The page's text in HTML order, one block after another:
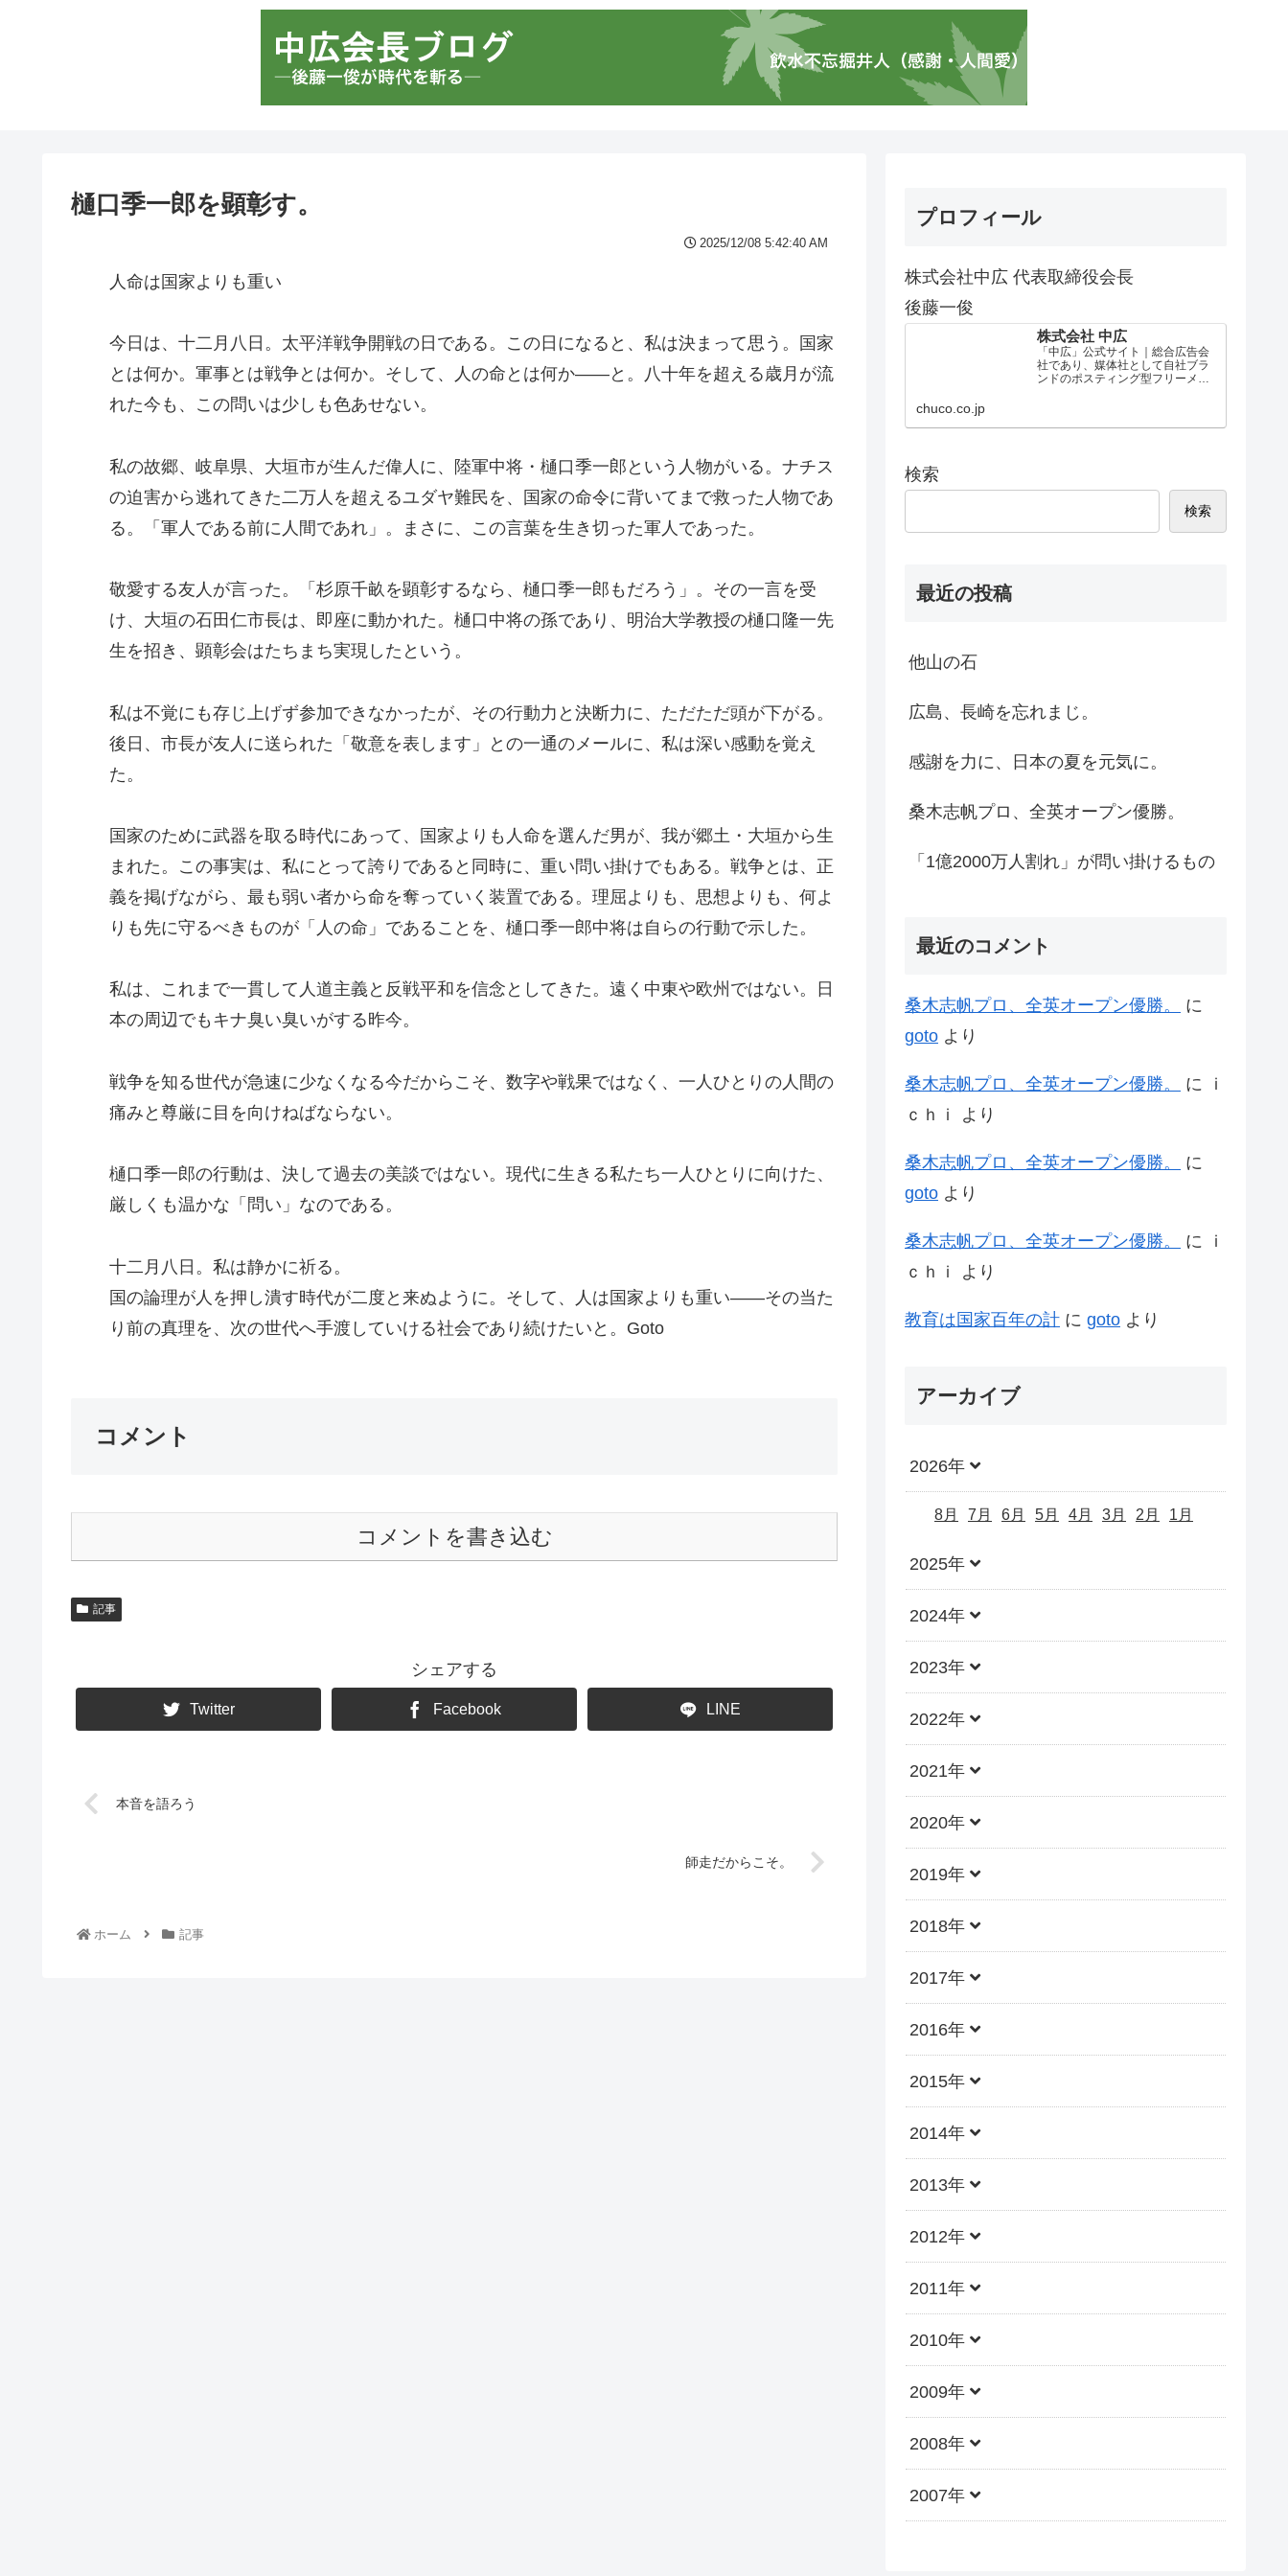
樋口季一郎を顕彰す。
2025/12/08 5:42:40 AM
人命は国家よりも重い
今日は、十二月八日。太平洋戦争開戦の日である。この日になると、私は決まって思う。国家
とは何か。軍事とは戦争とは何か。そして、人の命とは何か――と。八十年を超える歳月が流
れた今も、この問いは少しも色あせない。
私の故郷、岐阜県、大垣市が生んだ偉人に、陸軍中将・樋口季一郎という人物がいる。ナチス
の迫害から逃れてきた二万人を超えるユダヤ難民を、国家の命令に背いてまで救った人物であ
る。「軍人である前に人間であれ」。まさに、この言葉を生き切った軍人であった。
敬愛する友人が言った。「杉原千畝を顕彰するなら、樋口季一郎もだろう」。その一言を受
け、大垣の石田仁市長は、即座に動かれた。樋口中将の孫であり、明治大学教授の樋口隆一先
生を招き、顕彰会はたちまち実現したという。
私は不覚にも存じ上げず参加できなかったが、その行動力と決断力に、ただただ頭が下がる。
後日、市長が友人に送られた「敬意を表します」との一通のメールに、私は深い感動を覚え
た。
国家のために武器を取る時代にあって、国家よりも人命を選んだ男が、我が郷土・大垣から生
まれた。この事実は、私にとって誇りであると同時に、重い問い掛けでもある。戦争とは、正
義を掲げながら、最も弱い者から命を奪っていく装置である。理屈よりも、思想よりも、何よ
りも先に守るべきものが「人の命」であることを、樋口季一郎中将は自らの行動で示した。
私は、これまで一貫して人道主義と反戦平和を信念としてきた。遠く中東や欧州ではない。日
本の周辺でもキナ臭い臭いがする昨今。
戦争を知る世代が急速に少なくなる今だからこそ、数字や戦果ではなく、一人ひとりの人間の
痛みと尊厳に目を向けねばならない。
樋口季一郎の行動は、決して過去の美談ではない。現代に生きる私たち一人ひとりに向けた、
厳しくも温かな「問い」なのである。
十二月八日。私は静かに祈る。
国の論理が人を押し潰す時代が二度と来ぬように。そして、人は国家よりも重い――その当た
り前の真理を、次の世代へ手渡していける社会であり続けたいと。Goto
コメント
コメントを書き込む
記事
シェアする
Twitter Facebook LINE
本音を語ろう
師走だからこそ。
ホーム 記事
プロフィール
株式会社中広 代表取締役会長
後藤一俊
株式会社 中広
「中広」公式サイト｜総合広告会
社であり、媒体社として自社ブラ
ンドのポスティング型フリーメデ
chuco.co.jp
検索
検索
最近の投稿
他山の石
広島、長崎を忘れまじ。
感謝を力に、日本の夏を元気に。
桑木志帆プロ、全英オープン優勝。
「1億2000万人割れ」が問い掛けるもの
最近のコメント
桑木志帆プロ、全英オープン優勝。
に
goto より
桑木志帆プロ、全英オープン優勝。 に
ｉ
ｃｈｉ
より
桑木志帆プロ、全英オープン優勝。
に
goto より
桑木志帆プロ、全英オープン優勝。 に
ｉ
ｃｈｉ
より
教育は国家百年の計 に goto より
アーカイブ
2026年
8月 7月 6月 5月 4月 3月 2月 1月
2025年
2024年
2023年
2022年
2021年
2020年
2019年
2018年
2017年
2016年
2015年
2014年
2013年
2012年
2011年
2010年
2009年
2008年
2007年